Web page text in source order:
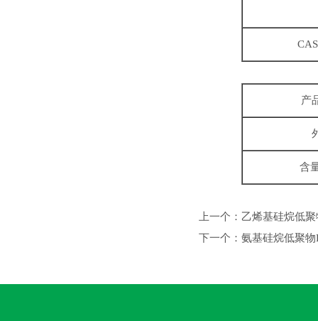
产
含
上一个： 乙烯基硅烷低
下一个： 氨基硅烷低聚物